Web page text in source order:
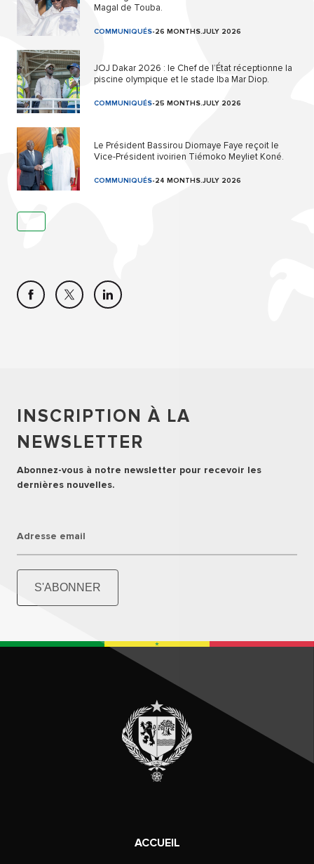
Magal de Touba.
COMMUNIQUÉS-26 MONTHS.JULY 2026
JOJ Dakar 2026 : le Chef de l’État réceptionne la
piscine olympique et le stade Iba Mar Diop.
COMMUNIQUÉS-25 MONTHS.JULY 2026
Le Président Bassirou Diomaye Faye reçoit le
Vice-Président ivoirien Tiémoko Meyliet Koné.
COMMUNIQUÉS-24 MONTHS.JULY 2026
INSCRIPTION À LA
NEWSLETTER
Abonnez-vous à notre newsletter pour recevoir les
dernières nouvelles.
Adresse email
S'ABONNER
ACCUEIL